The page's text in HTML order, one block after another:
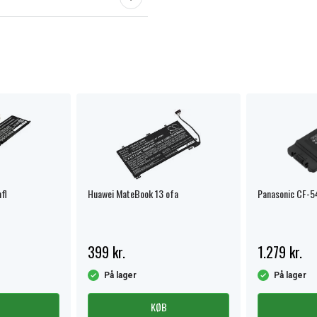
Huawei MateBook 13 ofa
399 kr.
På lager
KØB
Panasonic CF-
1.279 kr.
På lager